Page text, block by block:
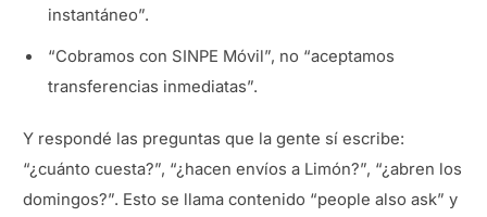
instantáneo”.
“Cobramos con SINPE Móvil”, no “aceptamos
transferencias inmediatas”.
Y respondé las preguntas que la gente sí escribe:
“¿cuánto cuesta?”, “¿hacen envíos a Limón?”, “¿abren los
domingos?”. Esto se llama contenido “people also ask” y